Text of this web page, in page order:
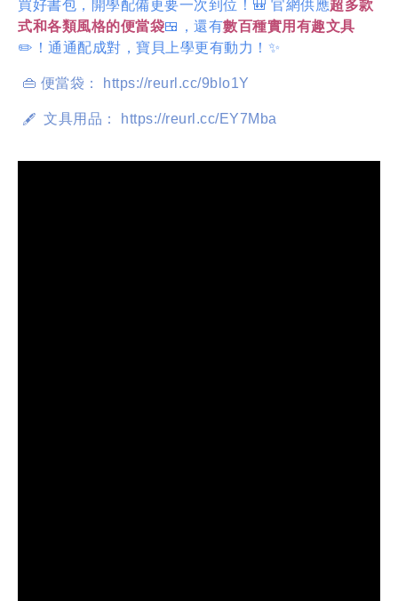
買好書包，開學配備更要一次到位！🎒 官網供應超多款
式和各類風格的便當袋🍱，還有數百種實用有趣文具
✏️！通通配成對，寶貝上學更有動力！✨
👜 便當袋： https://reurl.cc/9blo1Y
🖋 文具用品： https://reurl.cc/EY7Mba